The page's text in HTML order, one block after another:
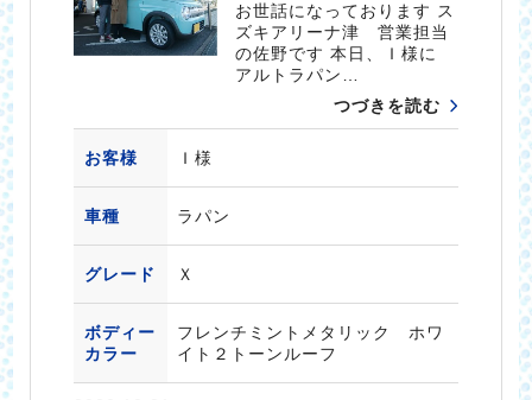
お世話になっております ス
ズキアリーナ津 営業担当
の佐野です 本日、Ｉ様に
アルトラパン…
つづきを読む
お客様 Ｉ様
車種 ラパン
グレード Ｘ
ボディー
カラー
フレンチミントメタリック ホワ
イト２トーンルーフ